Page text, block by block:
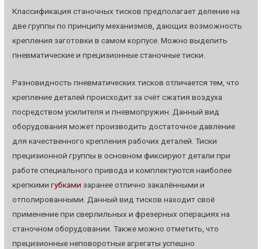
Классификация станочных тисков предполагает деление на
две группы по принципу механизмов, дающих возможность
крепления заготовки в самом корпусе. Можно выделить
пневматические и прецизионные станочные тиски.
Разновидность пневматических тисков отличается тем, что
крепление деталей происходит за счёт сжатия воздуха
посредством усилителя и пневмопружин. Данный вид
оборудования может производить достаточное давление
для качественного крепления рабочих деталей. Тиски
прецизионной группы в основном фиксируют детали при
работе специального привода и комплектуются наиболее
крепкимигубками заранее отлично закалёнными и
отполированными. Данный вид тисков находит своё
применение при сверлильных и фрезерных операциях на
станочном оборудовании. Также можно отметить, что
прецизионные неповоротные агрегаты успешно